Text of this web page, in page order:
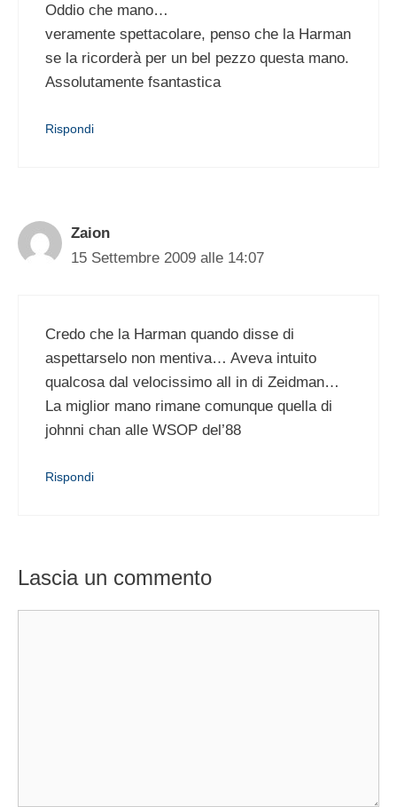
Oddio che mano…
veramente spettacolare, penso che la Harman
se la ricorderà per un bel pezzo questa mano.
Assolutamente fsantastica
Rispondi
Zaion
15 Settembre 2009 alle 14:07
Credo che la Harman quando disse di
aspettarselo non mentiva… Aveva intuito
qualcosa dal velocissimo all in di Zeidman…
La miglior mano rimane comunque quella di
johnni chan alle WSOP del’88
Rispondi
Lascia un commento